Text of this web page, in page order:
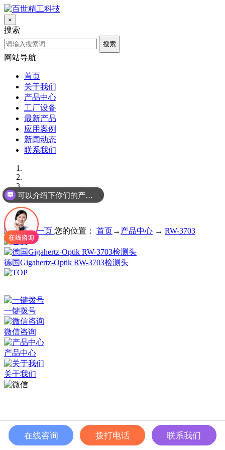
×
搜索
搜索
网站导航
首页
关于我们
产品中心
工厂设备
最新产品
应用案例
新闻动态
联系我们
您的位置： 首页→ 产品中心 → RW-3703
德国Gigahertz-Optik RW-3703检测头
一键拨号
微信咨询
产品中心
关于我们
在线咨询 拨打电话 联系我们